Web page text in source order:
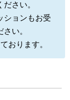
さい。
ションもお受
さい。
おります。